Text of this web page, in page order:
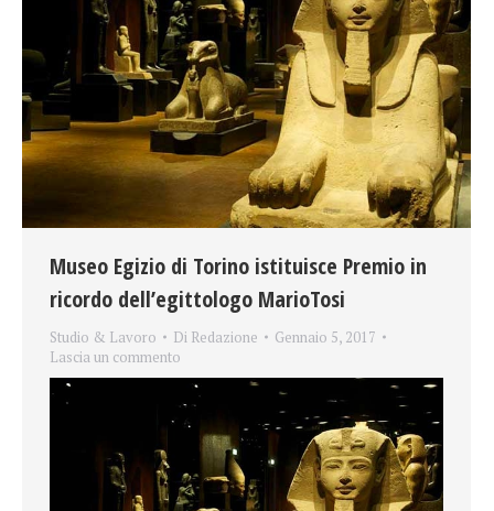
Museo Egizio di Torino istituisce Premio in
ricordo dell’egittologo MarioTosi
Studio & Lavoro Di Redazione
Gennaio 5, 2017
Lascia un commento